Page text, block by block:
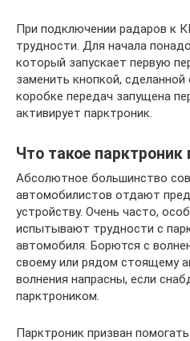
При подключении радаров к
трудности. Для начала
который запускает первую
заменить кнопкой,
коробке передач запущена
активирует парктроник.
Что такое
Абсолютное большинство
автомобилистов отдают
устройству. Очень часто,
испытывают трудности с
автомобиля. Борются с
своему или рядом стоящему
волнения напрасны, если
парктроником.
Парктроник призван